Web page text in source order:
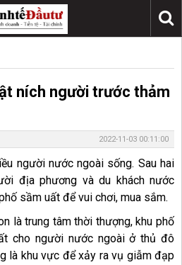
ních người trước thảm
2022-11-03 00:11:00
người nước ngoài sống. Sau hai
địa phương và du khách nước
sầm uất để vui chơi, mua sắm.
là trung tâm thời thượng, khu phố
cho người nước ngoài ở thủ đô
là khu vực để xảy ra vụ giẫm đạp